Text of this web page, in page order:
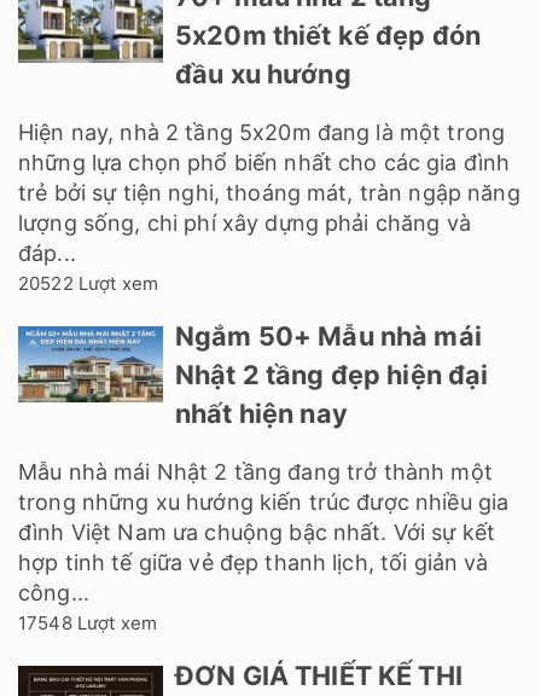
5x20m thiết kế đẹp đón
đầu xu hướng
Hiện nay, nhà 2 tầng 5x20m đang là một trong
những lựa chọn phổ biến nhất cho các gia đình
trẻ bởi sự tiện nghi, thoáng mát, tràn ngập năng
lượng sống, chi phí xây dựng phải chăng và
đáp...
20522 Lượt xem
Ngắm 50+ Mẫu nhà mái
Nhật 2 tầng đẹp hiện đại
nhất hiện nay
Mẫu nhà mái Nhật 2 tầng đang trở thành một
trong những xu hướng kiến trúc được nhiều gia
đình Việt Nam ưa chuộng bậc nhất. Với sự kết
hợp tinh tế giữa vẻ đẹp thanh lịch, tối giản và
công...
17548 Lượt xem
ĐƠN GIÁ THIẾT KẾ THI